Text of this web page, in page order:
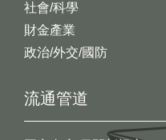
社會/科學
財金產業
政治/外交/國防
流通管道